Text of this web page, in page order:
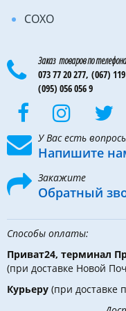
COXO
Заказ товаров по
073 77 20 277, (067)
(095) 056 056 9
У Вас есть
Напишите
Закажите
Обратный
Способы оплаты:
Приват24, терминал
(при доставке Новой
Курьеру (при доставке